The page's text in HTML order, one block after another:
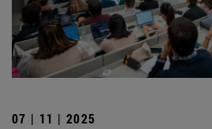
07 | 11 | 2025